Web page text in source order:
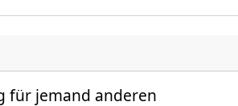
für jemand anderen